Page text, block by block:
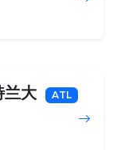
兰大
ATL